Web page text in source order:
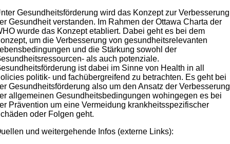
Gesundheitsförderung wird das Konzept zur Verbesserung
Gesundheit verstanden. Im Rahmen der Ottawa Charta der
wurde das Konzept etabliert. Dabei geht es bei dem
um die Verbesserung von gesundheitsrelevanten
und die Stärkung sowohl der
als auch potenziale.
ist dabei im Sinne von Health in all
politik- und fachübergreifend zu betrachten. Es geht bei
Gesundheitsförderung also um den Ansatz der Verbesserung
allgemeinen Gesundheitsbedingungen wohingegen es bei
Prävention um eine Vermeidung krankheitsspezifischer
oder Folgen geht.
und weitergehende Infos (externe Links):